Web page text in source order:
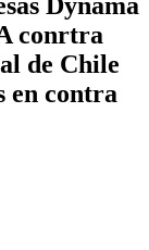
conrtra
de Chile
en contra